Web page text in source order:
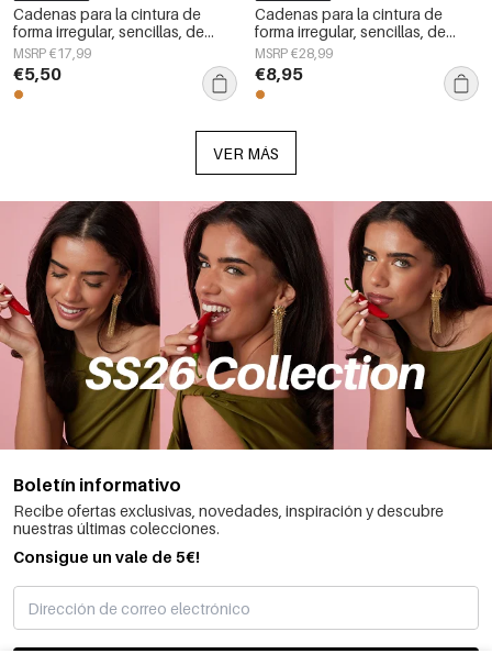
Cadenas para la cintura de
forma irregular, sencillas, de
acero inoxidable, accesorios de
uso diario.
MSRP €17,99
€5,50
Cadenas para la cintura de
forma irregular, sencillas, de
acero inoxidable, accesorios de
uso diario.
MSRP €28,99
€8,95
VER MÁS
Boletín informativo
Recibe ofertas exclusivas, novedades, inspiración y descubre
nuestras últimas colecciones.
Consigue un vale de 5€!